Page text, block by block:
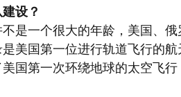
设？
不是一个很大的年龄，美国、
美国第一位进行轨道飞行的
国第一次环绕地球的太空飞